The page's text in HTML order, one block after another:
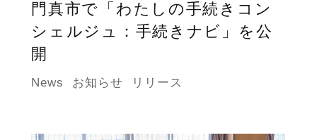
門真市で「わたしの手続きコン
シェルジュ：手続きナビ」を公
開
News お知らせ リリース